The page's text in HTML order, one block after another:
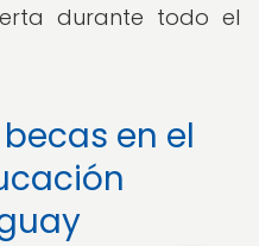
durante todo el
en el